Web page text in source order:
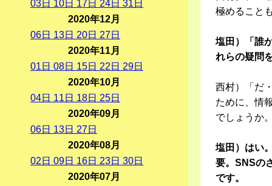
極めること
塩田）「誰
れらの疑問
西村）「だ
ために、情
でしょうか
塩田）はい
要。SNSの
です。
03日 10日 17 日 24日 31 日
2020年12月
06日 13日 20日 27日
2020年11月
01 日 08日 15日 22 日 29日
2020年10月
04日 11 日 18日 25日
2020年09月
06日 13日 27日
2020年08月
02 日 09日 16日 23日 30日
2020年07月